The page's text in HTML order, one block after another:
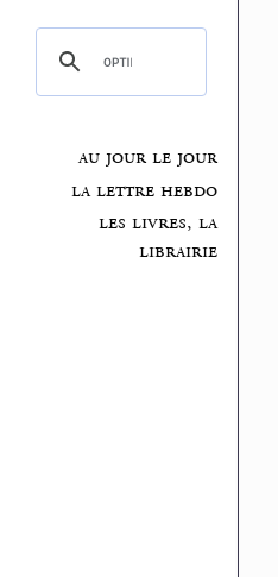
au jour le jour
la lettre hebdo
les livres, la
librairie